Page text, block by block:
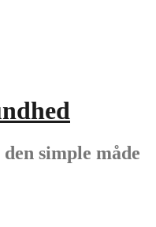
simple måde